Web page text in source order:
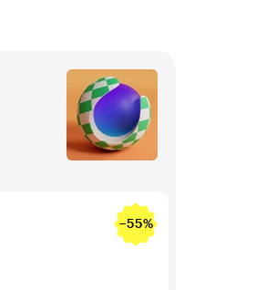
−55%